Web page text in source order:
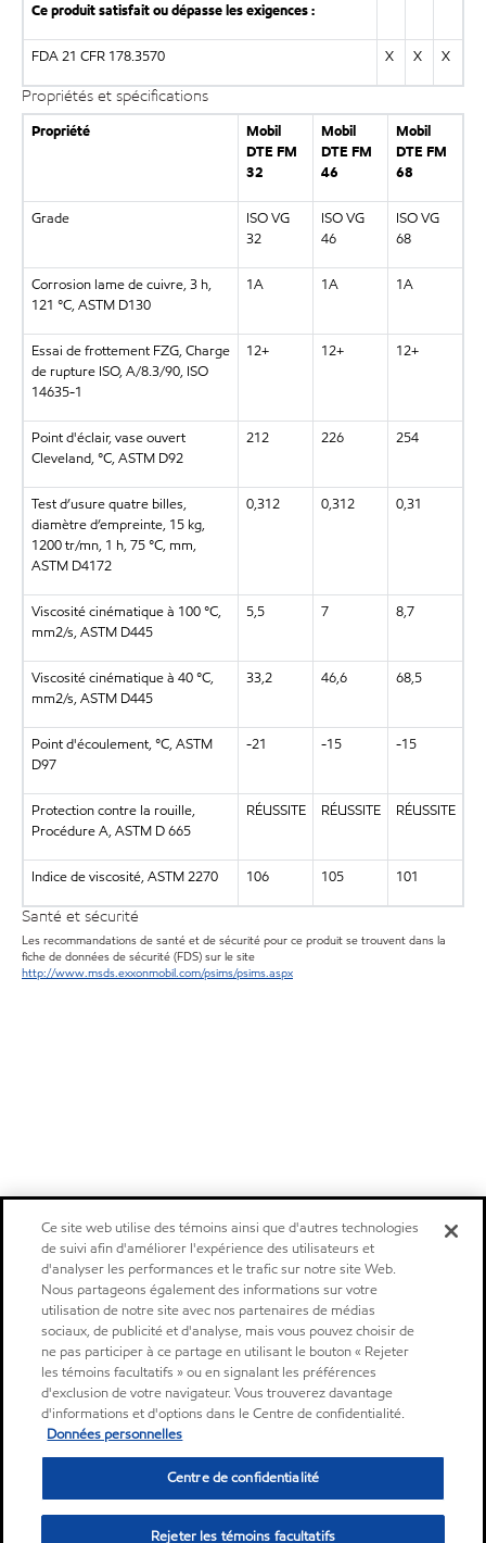
Ce produit satisfait ou dépasse les exigences :
FDA 21 CFR 178.3570 X X X
Propriétés et spécifications
Propriété
Mobil
DTE FM
32
Mobil
DTE FM
46
Mobil
DTE FM
68
Grade
ISO VG
32
ISO VG
46
ISO VG
68
Corrosion lame de cuivre, 3 h,
121 °C, ASTM D130
1A 1A 1A
Essai de frottement FZG, Charge
de rupture ISO, A/8.3/90, ISO
14635-1
12+ 12+ 12+
Point d'éclair, vase ouvert
Cleveland, °C, ASTM D92
212 226 254
Test d’usure quatre billes,
diamètre d’empreinte, 15 kg,
1200 tr/mn, 1 h, 75 °C, mm,
ASTM D4172
0,312 0,312 0,31
Viscosité cinématique à 100 °C,
mm2/s, ASTM D445
5,5 7 8,7
Viscosité cinématique à 40 °C,
mm2/s, ASTM D445
33,2 46,6 68,5
Point d'écoulement, °C, ASTM
D97
-21 -15 -15
Protection contre la rouille,
Procédure A, ASTM D 665
RÉUSSITE RÉUSSITE RÉUSSITE
Indice de viscosité, ASTM 2270 106 105 101
Santé et sécurité
Les recommandations de santé et de sécurité pour ce produit se trouvent dans la
fiche de données de sécurité (FDS) sur le site
http://www.msds.exxonmobil.com/psims/psims.aspx
Ce site web utilise des témoins ainsi que d'autres technologies
de suivi afin d'améliorer l'expérience des utilisateurs et
d'analyser les performances et le trafic sur notre site Web.
Nous partageons également des informations sur votre
utilisation de notre site avec nos partenaires de médias
sociaux, de publicité et d'analyse, mais vous pouvez choisir de
ne pas participer à ce partage en utilisant le bouton « Rejeter
les témoins facultatifs » ou en signalant les préférences
d'exclusion de votre navigateur. Vous trouverez davantage
d'informations et d'options dans le Centre de confidentialité.
Données personnelles
Centre de confidentialité
Rejeter les témoins facultatifs